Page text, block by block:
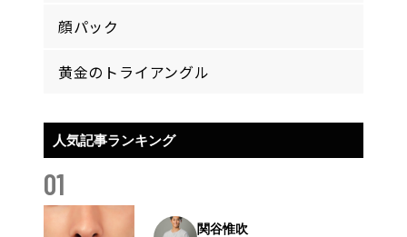
顔パック
黄金のトライアングル
人気記事ランキング
01
関谷惟吹